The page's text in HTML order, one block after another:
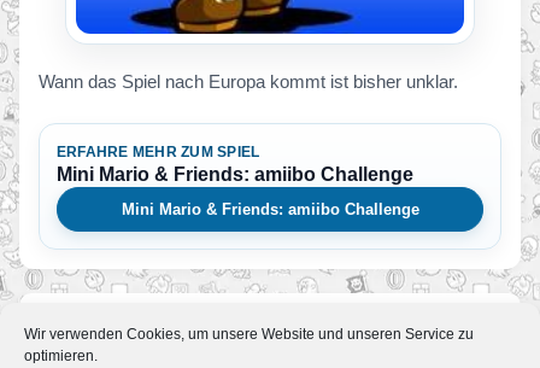
Wir verwenden Cookies, um unsere Website und unseren Service zu
optimieren.
Wann das Spiel nach Europa kommt ist bisher unklar.
ERFAHRE MEHR ZUM SPIEL
Mini Mario & Friends: amiibo Challenge
Mini Mario & Friends: amiibo Challenge
Mehr News zum Spiel